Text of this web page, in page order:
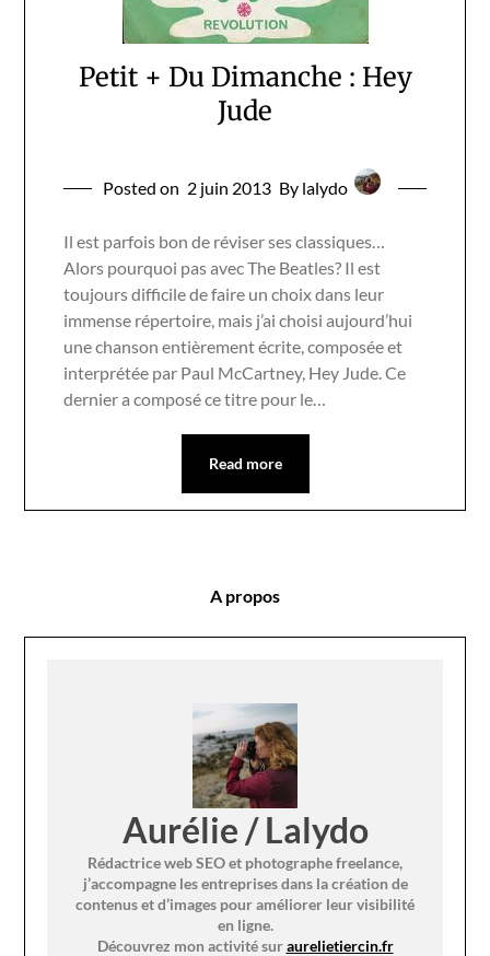
Petit + Du Dimanche : Hey
Jude
Posted on 2 juin 2013 By lalydo
Il est parfois bon de réviser ses classiques…
Alors pourquoi pas avec The Beatles? Il est
toujours difficile de faire un choix dans leur
immense répertoire, mais j’ai choisi aujourd’hui
une chanson entièrement écrite, composée et
interprétée par Paul McCartney, Hey Jude. Ce
dernier a composé ce titre pour le…
Read more
A propos
Aurélie / Lalydo
Rédactrice web SEO et photographe freelance,
j’accompagne les entreprises dans la création de
contenus et d’images pour améliorer leur visibilité
en ligne.
Découvrez mon activité suraurelietiercin.fr